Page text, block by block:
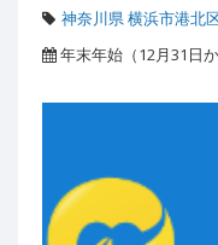
神奈川県 横浜市港北
年末年始（12月31日か